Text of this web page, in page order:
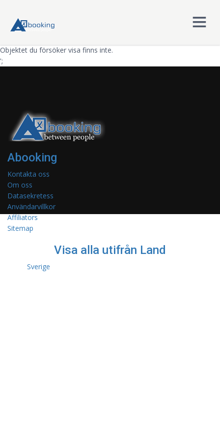
Objektet du försöker visa finns inte.
';
Abooking
Kontakta oss
Om oss
Datasekretess
Användarvillkor
Affiliators
Sitemap
Visa alla utifrån Land
Sverige